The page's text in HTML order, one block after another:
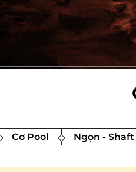
Cơ Pool Ngọn - Shaft